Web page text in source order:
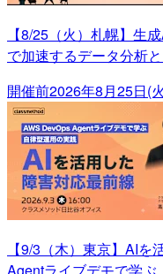
【8/25（火）札幌】生
で加速するデータ分析
開催前2026年8月25日(
【9/3（木）東京】AI
Agentライブデモで学